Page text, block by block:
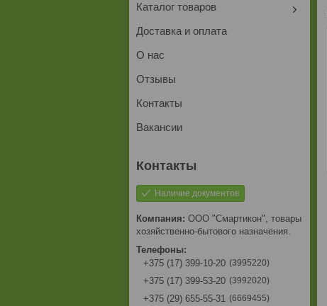
Каталог товаров
Доставка и оплата
О нас
Отзывы
Контакты
Вакансии
Наличие документов
ООО "Смартикон", товары
хозяйственно-бытового назначения.
+375 (17) 399-10-20 3995220
+375 (17) 399-53-20 3992020
+375 (29) 655-55-31 6669455